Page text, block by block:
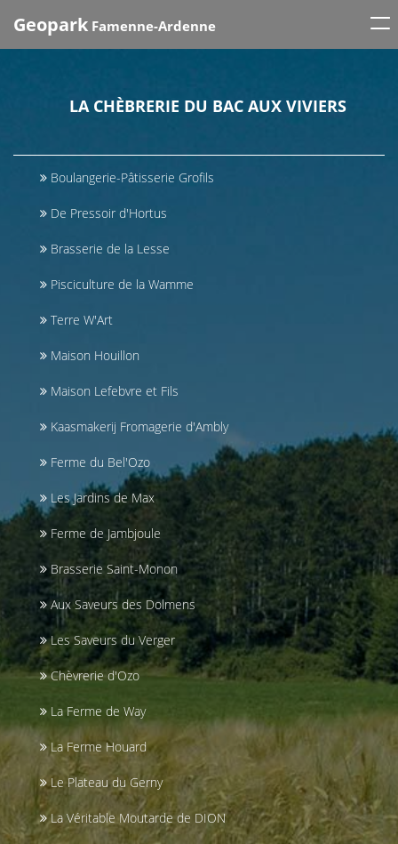
Geopark Famenne-Ardenne
LA CHÈBRERIE DU BAC AUX VIVIERS
Boulangerie-Pâtisserie Grofils
De Pressoir d'Hortus
Brasserie de la Lesse
Pisciculture de la Wamme
Terre W'Art
Maison Houillon
Maison Lefebvre et Fils
Kaasmakerij Fromagerie d'Ambly
Ferme du Bel'Ozo
Les Jardins de Max
Ferme de Jambjoule
Brasserie Saint-Monon
Aux Saveurs des Dolmens
Les Saveurs du Verger
Chèvrerie d'Ozo
La Ferme de Way
La Ferme Houard
Le Plateau du Gerny
La Véritable Moutarde de DION